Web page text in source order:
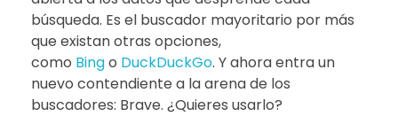
búsqueda. Es el buscador mayoritario por más
que existan otras opciones,
como Bingo DuckDuckGo. Y ahora entra un
nuevo contendiente a la arena de los
buscadores: Brave. ¿Quieres usarlo?